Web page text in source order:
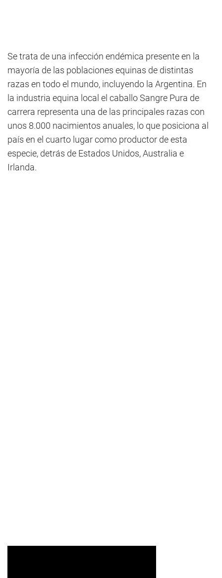
Se trata de una infección endémica presente en la
mayoría de las poblaciones equinas de distintas
razas en todo el mundo, incluyendo la Argentina. En
la industria equina local el caballo Sangre Pura de
carrera representa una de las principales razas con
unos 8.000 nacimientos anuales, lo que posiciona al
país en el cuarto lugar como productor de esta
especie, detrás de Estados Unidos, Australia e
Irlanda.